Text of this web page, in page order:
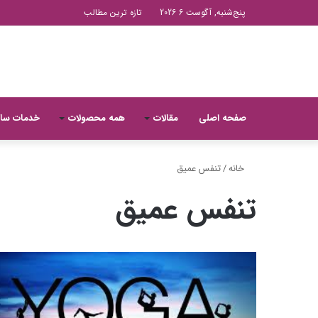
پنج‌شنبه, آگوست 6 2026 تازه ترین مطالب
صفحه اصلی مقالات همه محصولات خدمات
خانه/تنفس عمیق
تنفس عمیق